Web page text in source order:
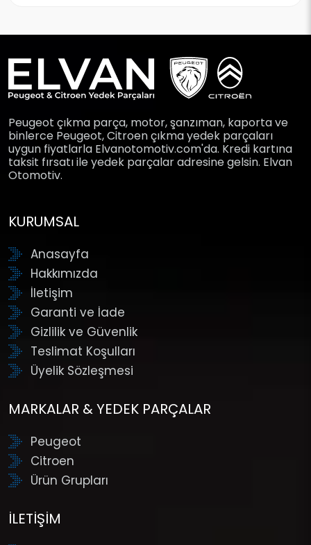
Peugeot çıkma parça, motor, şanzıman, kaporta ve
binlerce Peugeot, Citroen çıkma yedek parçaları
uygun fiyatlarla Elvanotomotiv.com'da. Kredi kartına
taksit fırsatı ile yedek parçalar adresine gelsin. Elvan
Otomotiv.
KURUMSAL
Anasayfa
Hakkımızda
İletişim
Garanti ve İade
Gizlilik ve Güvenlik
Teslimat Koşulları
Üyelik Sözleşmesi
MARKALAR & YEDEK PARÇALAR
Peugeot
Citroen
Ürün Grupları
İLETIŞIM